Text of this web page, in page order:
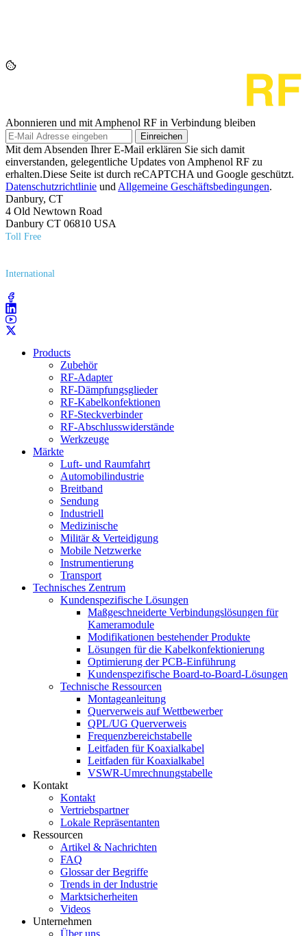
Abonnieren und mit Amphenol RF in Verbindung bleiben
Einreichen
Mit dem Absenden Ihrer E-Mail erklären Sie sich damit
einverstanden, gelegentliche Updates von Amphenol RF zu
erhalten.Diese Seite ist durch reCAPTCHA und Google geschützt.
Datenschutzrichtlinie und Allgemeine Geschäftsbedingungen.
Danbury, CT
4 Old Newtown Road
Danbury CT 06810 USA
Toll Free
International
Products
Zubehör
RF-Adapter
RF-Dämpfungsglieder
RF-Kabelkonfektionen
RF-Steckverbinder
RF-Abschlusswiderstände
Werkzeuge
Märkte
Luft- und Raumfahrt
Automobilindustrie
Breitband
Sendung
Industriell
Medizinische
Militär & Verteidigung
Mobile Netzwerke
Instrumentierung
Transport
Technisches Zentrum
Kundenspezifische Lösungen
Maßgeschneiderte Verbindungslösungen für
Kameramodule
Modifikationen bestehender Produkte
Lösungen für die Kabelkonfektionierung
Optimierung der PCB-Einführung
Kundenspezifische Board-to-Board-Lösungen
Technische Ressourcen
Montageanleitung
Querverweis auf Wettbewerber
QPL/UG Querverweis
Frequenzbereichstabelle
Leitfaden für Koaxialkabel
Leitfaden für Koaxialkabel
VSWR-Umrechnungstabelle
Kontakt
Kontakt
Vertriebspartner
Lokale Repräsentanten
Ressourcen
Artikel & Nachrichten
FAQ
Glossar der Begriffe
Trends in der Industrie
Marktsicherheiten
Videos
Unternehmen